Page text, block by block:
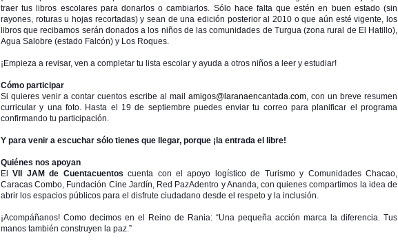
traer tus libros escolares para donarlos o cambiarlos. Sólo hace falta que estén en buen estado (sin
rayones, roturas u hojas recortadas) y sean de una edición posterior al 2010 o que aún esté vigente, los
libros que recibamos serán donados a los niños de las comunidades de Turgua (zona rural de El Hatillo),
Agua Salobre (estado Falcón) y Los Roques.
¡Empieza a revisar, ven a completar tu lista escolar y ayuda a otros niños a leer y estudiar!
Cómo participar
Si quieres venir a contar cuentos escribe al mail amigos@laranaencantada.com , con un breve resumen
curricular y una foto. Hasta el 19 de septiembre puedes enviar tu correo para planificar el programa
confirmando tu participación.
Y para venir a escuchar sólo tienes que llegar, porque ¡la entrada el libre!
Quiénes nos apoyan
ElVII JAM de Cuentacuentos cuenta con el apoyo logístico de Turismo y Comunidades Chacao,
Caracas Combo, Fundación Cine Jardín, Red PazAdentro y Ananda, con quienes compartimos la idea de
abrir los espacios públicos para el disfrute ciudadano desde el respeto y la inclusión.
¡Acompáñanos! Como decimos en el Reino de Rania: “Una pequeña acción marca la diferencia. Tus
manos también construyen la paz.”